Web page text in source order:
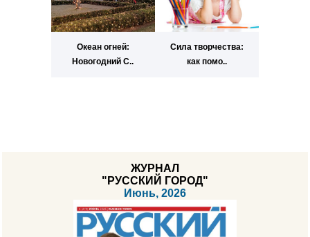
Океан огней:
Новогодний С..
Сила творчества:
как помо..
ЖУРНАЛ
"РУССКИЙ ГОРОД"
Июнь, 2026